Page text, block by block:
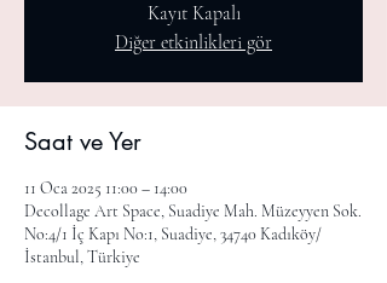
Kayıt Kapalı
Diğer etkinlikleri gör
Saat ve Yer
11 Oca 2025 11:00 – 14:00
Decollage Art Space, Suadiye Mah. Müzeyyen Sok.
No:4/1 İç Kapı No:1, Suadiye, 34740 Kadıköy/
İstanbul, Türkiye